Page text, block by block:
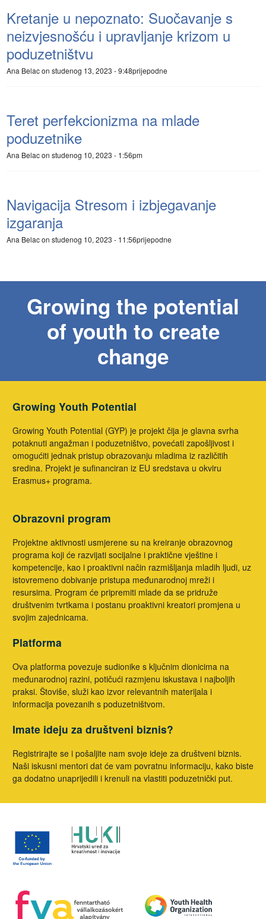
Kretanje u nepoznato: Suočavanje s
neizvjesnošću i upravljanje krizom u
poduzetništvu
Ana Belacon studenog 13, 2023 - 9:48prijepodne
Teret perfekcionizma na mlade
poduzetnike
Ana Belacon studenog 10, 2023 - 1:56pm
Navigacija Stresom i izbjegavanje
izgaranja
Ana Belacon studenog 10, 2023 - 11:56prijepodne
Growing the potential
of youth to create
change
Growing Youth Potential
Growing Youth Potential (GYP) je projekt čija je glavna svrha
potaknuti angažman i poduzetništvo, povećati zapošljivost i
omogućiti jednak pristup obrazovanju mladima iz različitih
sredina. Projekt je sufinanciran iz EU sredstava u okviru
Erasmus+ programa.
Obrazovni program
Projektne aktivnosti usmjerene su na kreiranje obrazovnog
programa koji će razvijati socijalne i praktične vještine i
kompetencije, kao i proaktivni način razmišljanja mladih ljudi, uz
istovremeno dobivanje pristupa međunarodnoj mreži i
resursima. Program će pripremiti mlade da se pridruže
društvenim tvrtkama i postanu proaktivni kreatori promjena u
svojim zajednicama.
Platforma
Ova platforma povezuje sudionike s ključnim dionicima na
međunarodnoj razini, potičući razmjenu iskustava i najboljih
praksi. Štoviše, služi kao izvor relevantnih materijala i
informacija povezanih s poduzetništvom.
Imate ideju za društveni biznis?
Registrirajte se i pošaljite nam svoje ideje za društveni biznis.
Naši iskusni mentori dat će vam povratnu informaciju, kako biste
ga dodatno unaprijedili i krenuli na vlastiti poduzetnički put.